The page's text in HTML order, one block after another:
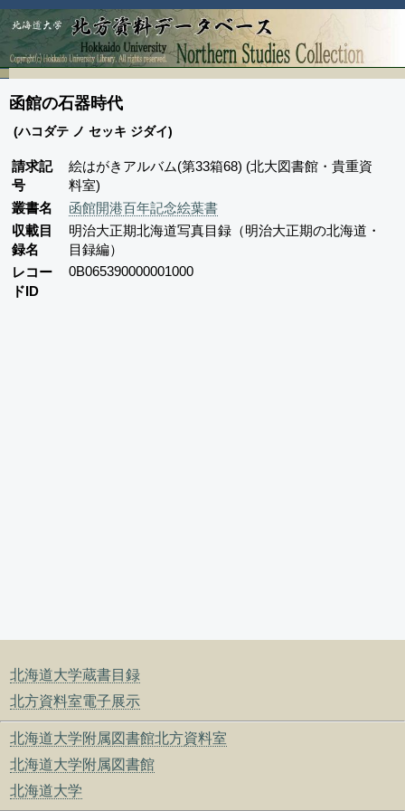
北海道大学蔵書目録
北方資料室電子展示
北海道大学附属図書館北方資料室
北海道大学附属図書館
北海道大学
函館の石器時代
(ハコダテ ノ セッキ ジダイ)
請求記
号
絵はがきアルバム(第33箱68) (北大図書館・貴重資
料室)
叢書名
函館開港百年記念絵葉書
収載目
録名
明治大正期北海道写真目録（明治大正期の北海道・
目録編）
レコー
ドID
0B065390000001000